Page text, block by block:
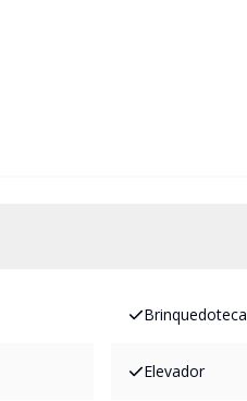
Brinquedoteca
Elevador